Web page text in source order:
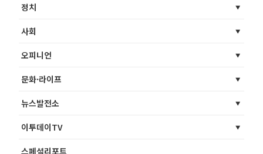
정치
사회
오피니언
문화·라이프
뉴스발전소
이투데이TV
스페셜리포트